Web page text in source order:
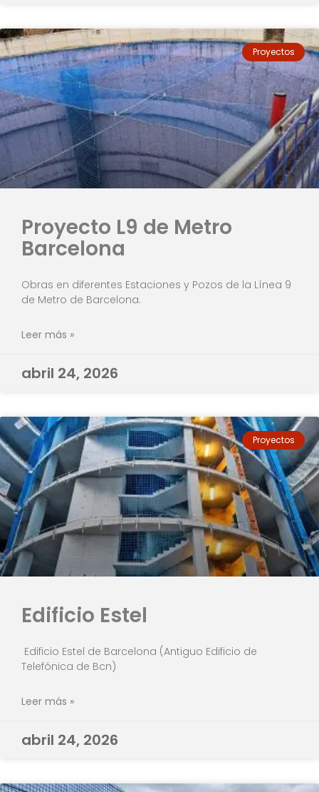
Proyectos
Proyecto L9 de Metro
Barcelona
Obras en diferentes Estaciones y Pozos de la Línea 9
de Metro de Barcelona.
Leer más »
abril 24, 2026
Proyectos
Edificio Estel
Edificio Estel de Barcelona (Antiguo Edificio de
Telefónica de Bcn)
Leer más »
abril 24, 2026